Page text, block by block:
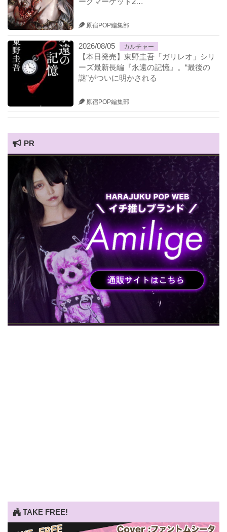
原宿POP編集部
2026/08/05 カルチャー
【本日発売】東野圭吾「ガリレオ」シリ
ーズ最新長編『永遠の記憶』。“最後の
謎”がついに明かされる
原宿POP編集部
PR
HARAJUKU POP TV
TAKE FREE!